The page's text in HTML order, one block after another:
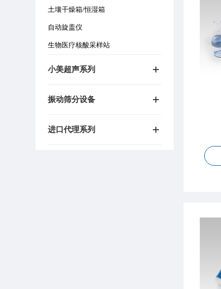
土壤干燥箱/恒湿箱
自动旋盖仪
生物医疗核酸采样站
小美超声系列
振动筛分设备
进口代理系列